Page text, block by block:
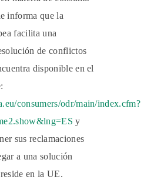
informa que la
facilita una
de conflictos
disponible en el
consumers/odr/main/index.cfm?
y
sus reclamaciones
a una solución
en la UE.